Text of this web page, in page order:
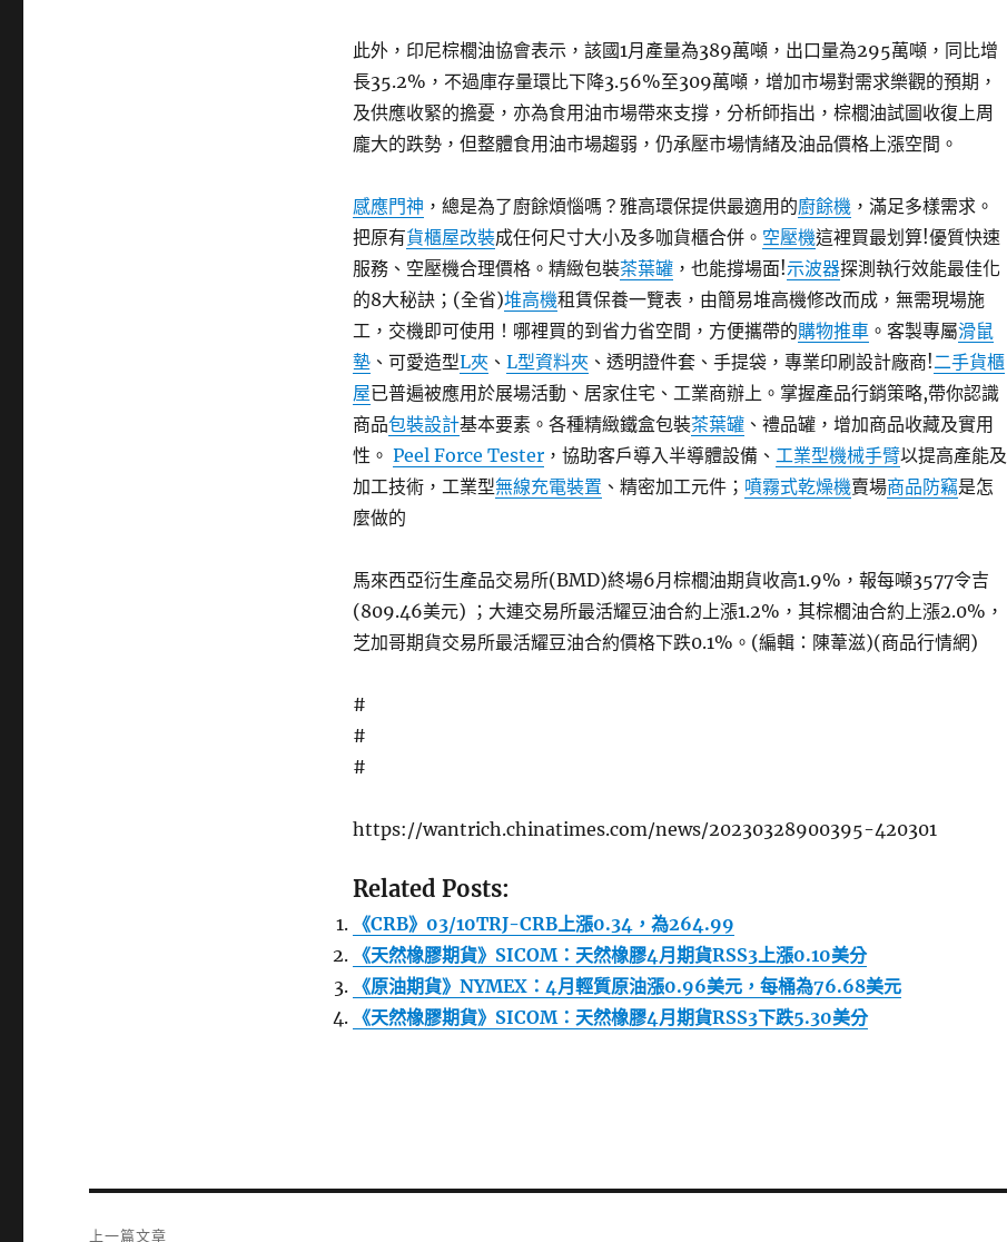
此外，印尼棕櫚油協會表示，該國1月產量為389萬噸，出口量為295萬噸，同比增
長35.2%，不過庫存量環比下降3.56%至309萬噸，增加市場對需求樂觀的預期，
及供應收緊的擔憂，亦為食用油市場帶來支撐，分析師指出，棕櫚油試圖收復上周
龐大的跌勢，但整體食用油市場趨弱，仍承壓市場情緒及油品價格上漲空間。
感應門神 ，總是為了廚餘煩惱嗎？雅高環保提供最適用的廚餘機，滿足多樣需求。
把原有貨櫃屋改裝成任何尺寸大小及多咖貨櫃合併。 空壓機這裡買最划算!優質快速
服務、空壓機合理價格。精緻包裝茶葉罐，也能撐場面!示波器探測執行效能最佳化
的8大秘訣；(全省)堆高機租賃保養一覽表，由簡易堆高機修改而成，無需現場施
工，交機即可使用！哪裡買的到省力省空間，方便攜帶的購物推車。客製專屬滑鼠
墊、可愛造型L夾、 L型資料夾、透明證件套、手提袋，專業印刷設計廠商!二手貨櫃
屋已普遍被應用於展場活動、居家住宅、工業商辦上。掌握產品行銷策略,帶你認識
商品包裝設計基本要素。各種精緻鐵盒包裝茶葉罐、禮品罐，增加商品收藏及實用
性。 Peel Force Tester，協助客戶導入半導體設備、 工業型機械手臂以提高產能及
加工技術，工業型無線充電裝置 、精密加工元件； 噴霧式乾燥機賣場商品防竊是怎
麼做的
馬來西亞衍生產品交易所(BMD)終場6月棕櫚油期貨收高1.9%，報每噸3577令吉
(809.46美元) ；大連交易所最活耀豆油合約上漲1.2%，其棕櫚油合約上漲2.0%，
芝加哥期貨交易所最活耀豆油合約價格下跌0.1%。(編輯：陳葦滋)(商品行情網)
#
#
#
https://wantrich.chinatimes.com/news/20230328900395-420301
Related Posts:
《CRB》03/10TRJ-CRB上漲0.34，為264.99
《天然橡膠期貨》SICOM：天然橡膠4月期貨RSS3上漲0.10美分
《原油期貨》NYMEX：4月輕質原油漲0.96美元，每桶為76.68美元
《天然橡膠期貨》SICOM：天然橡膠4月期貨RSS3下跌5.30美分
上一篇文章